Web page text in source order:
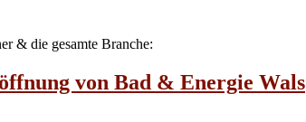
& die gesamte Branche:
von Bad & Energie Wals